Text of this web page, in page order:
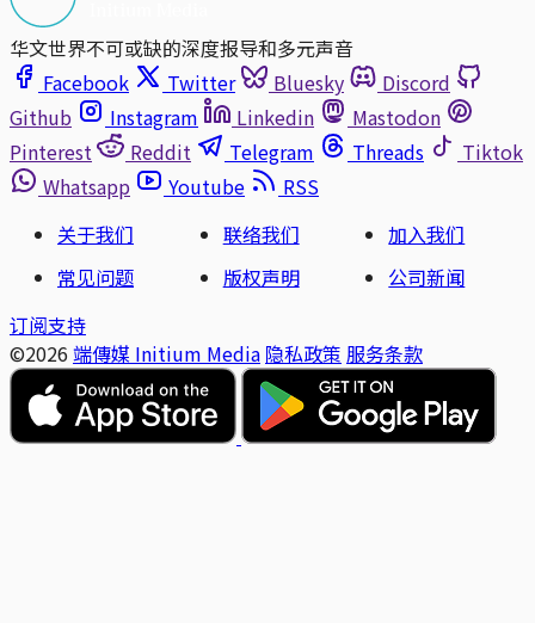
华文世界不可或缺的深度报导和多元声音
Facebook
Twitter Bluesky
Discord
Github
Instagram Linkedin
Mastodon
Pinterest
Reddit Telegram Threads
Tiktok
Whatsapp
Youtube
RSS
关于我们
联络我们
加入我们
常见问题
版权声明
公司新闻
订阅支持
©2026 端傳媒 Initium Media 隐私政策 服务条款